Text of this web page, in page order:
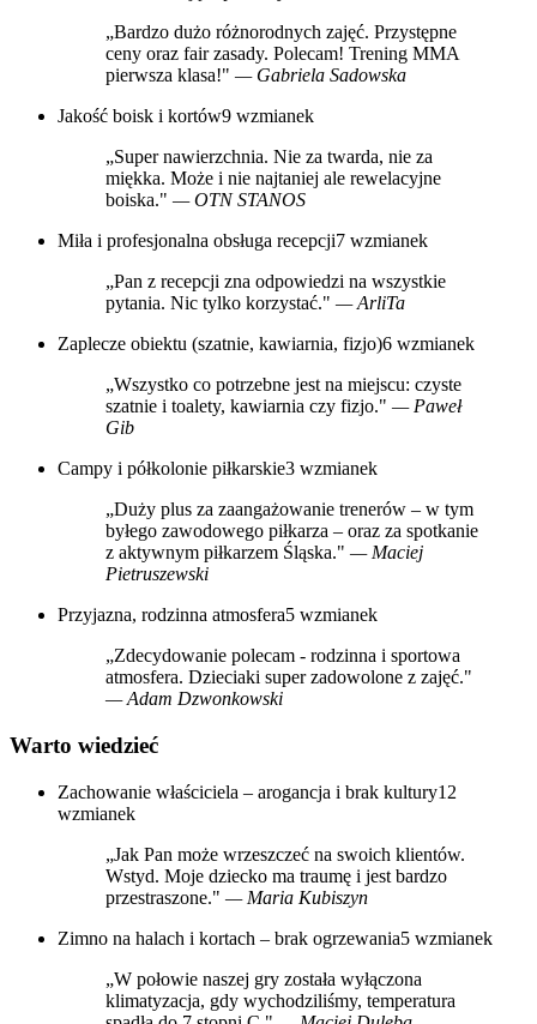
„Bardzo dużo różnorodnych zajęć. Przystępne
ceny oraz fair zasady. Polecam! Trening MMA
pierwsza klasa!" — Gabriela Sadowska
Jakość boisk i kortów9 wzmianek
„Super nawierzchnia. Nie za twarda, nie za
miękka. Może i nie najtaniej ale rewelacyjne
boiska." — OTN STANOS
Miła i profesjonalna obsługa recepcji7 wzmianek
„Pan z recepcji zna odpowiedzi na wszystkie
pytania. Nic tylko korzystać." — ArliTa
Zaplecze obiektu (szatnie, kawiarnia, fizjo)6 wzmianek
„Wszystko co potrzebne jest na miejscu: czyste
szatnie i toalety, kawiarnia czy fizjo." — Paweł
Gib
Campy i półkolonie piłkarskie3 wzmianek
„Duży plus za zaangażowanie trenerów – w tym
byłego zawodowego piłkarza – oraz za spotkanie
z aktywnym piłkarzem Śląska." — Maciej
Pietruszewski
Przyjazna, rodzinna atmosfera5 wzmianek
„Zdecydowanie polecam - rodzinna i sportowa
atmosfera. Dzieciaki super zadowolone z zajęć."
— Adam Dzwonkowski
Warto wiedzieć
Zachowanie właściciela – arogancja i brak kultury12
wzmianek
„Jak Pan może wrzeszczeć na swoich klientów.
Wstyd. Moje dziecko ma traumę i jest bardzo
przestraszone." — Maria Kubiszyn
Zimno na halach i kortach – brak ogrzewania5 wzmianek
„W połowie naszej gry została wyłączona
klimatyzacja, gdy wychodziliśmy, temperatura